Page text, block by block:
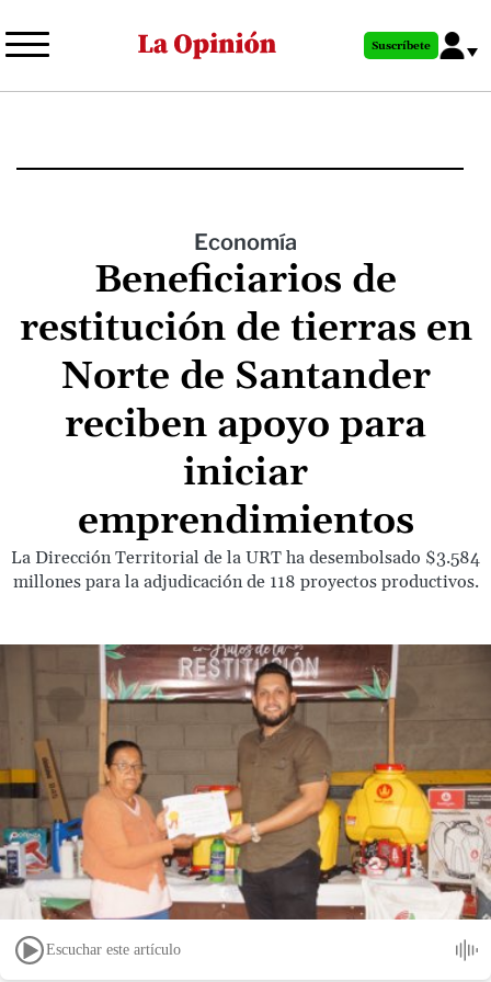
al
principal
Suscríbete
Economía
Beneficiarios de
restitución de tierras en
Norte de Santander
reciben apoyo para
iniciar
emprendimientos
La Dirección Territorial de la URT ha desembolsado $3.584
millones para la adjudicación de 118 proyectos productivos.
Escuchar este artículo